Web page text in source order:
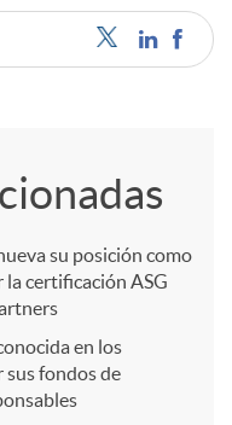
su posición como
certificación ASG
en los
sus fondos de